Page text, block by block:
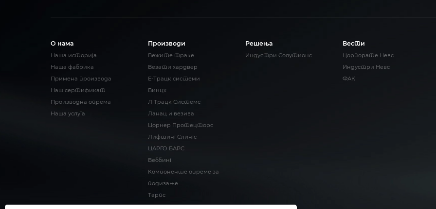
О нама
Наша историја
Наша фабрика
Примена производа
Наш сертификат
Производна опрема
Наша услуга
Производи
Вежите траке
Везати хардвер
Е-Трацк системи
Винцх
Л Трацк Системс
Ланац и везива
Цорнер Протецторс
Лифтинг Слингс
ЦАРГО БАРС
Веббинг
Компоненте опреме за
подизање
Тарпс
Додатна опрема за приколице
Решења
Индустри Солутионс
Вести
Цорпорате Невс
Индустри Невс
ФАК